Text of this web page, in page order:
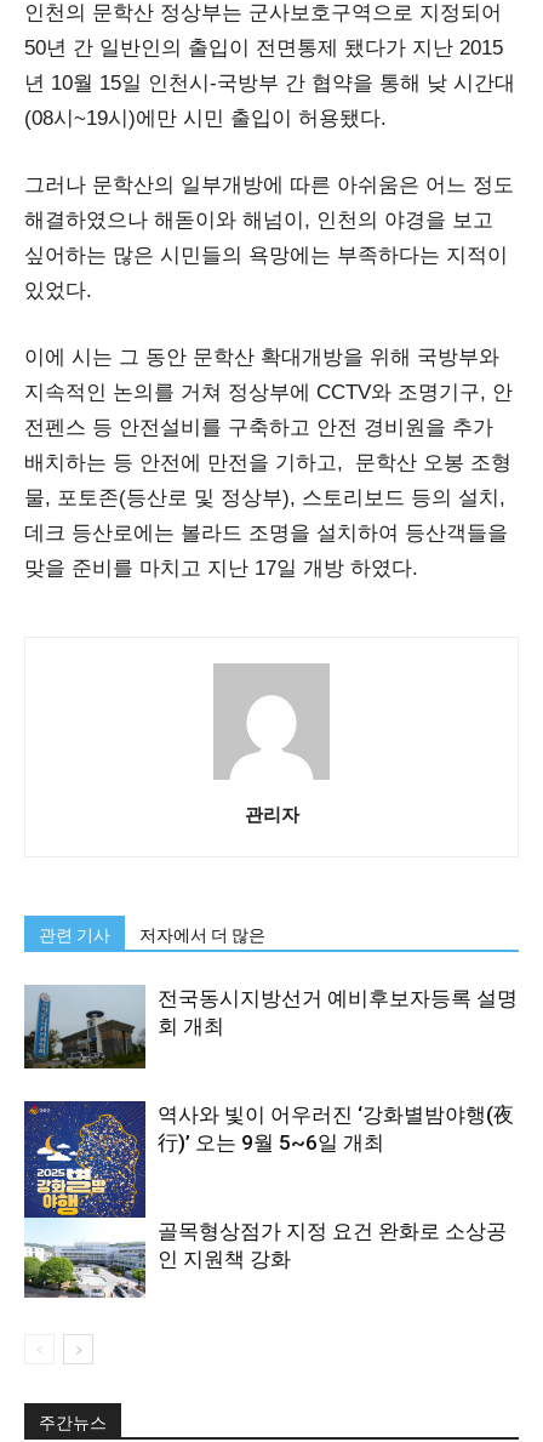
인천의 문학산 정상부는 군사보호구역으로 지정되어
50년 간 일반인의 출입이 전면통제 됐다가 지난 2015
년 10월 15일 인천시-국방부 간 협약을 통해 낮 시간대
(08시~19시)에만 시민 출입이 허용됐다.
그러나 문학산의 일부개방에 따른 아쉬움은 어느 정도
해결하였으나 해돋이와 해넘이, 인천의 야경을 보고
싶어하는 많은 시민들의 욕망에는 부족하다는 지적이
있었다.
이에 시는 그 동안 문학산 확대개방을 위해 국방부와
지속적인 논의를 거쳐 정상부에 CCTV와 조명기구, 안
전펜스 등 안전설비를 구축하고 안전 경비원을 추가
배치하는 등 안전에 만전을 기하고, 문학산 오봉 조형
물, 포토존(등산로 및 정상부), 스토리보드 등의 설치,
데크 등산로에는 볼라드 조명을 설치하여 등산객들을
맞을 준비를 마치고 지난 17일 개방 하였다.
관리자
관련 기사 저자에서 더 많은
전국동시지방선거 예비후보자등록 설명
회 개최
역사와 빛이 어우러진 ‘강화별밤야행(夜
行)’ 오는 9월 5~6일 개최
골목형상점가 지정 요건 완화로 소상공
인 지원책 강화
주간뉴스